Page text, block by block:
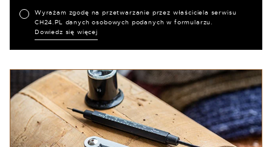
Wyrażam zgodę na przetwarzanie przez właściciela serwisu
CH24.PL danych osobowych podanych w formularzu.
Dowiedz się więcej